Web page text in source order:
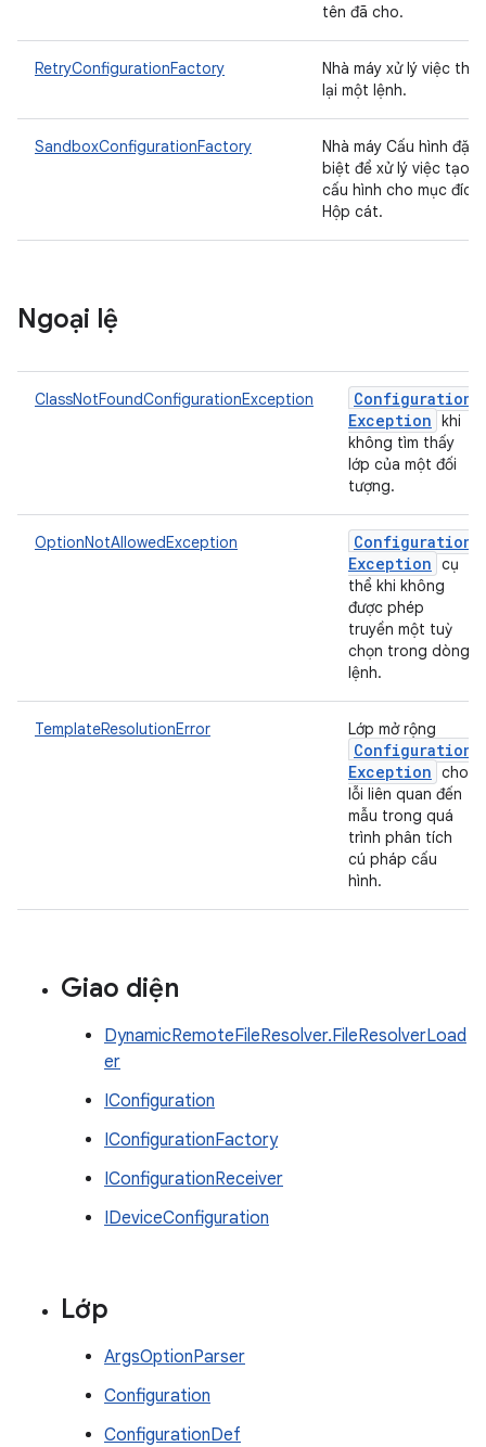
tên đã cho.
RetryConfigurationFactory
Nhà máy xử lý việc thử
lại một lệnh.
SandboxConfigurationFactory
Nhà máy Cấu hình đặc
biệt để xử lý việc tạo
cấu hình cho mục đích
Hộp cát.
Ngoại lệ
ClassNotFoundConfigurationException
Configuration
Exception khi
không tìm thấy
lớp của một đối
tượng.
OptionNotAllowedException
Configuration
Exception cụ
thể khi không
được phép
truyền một tuỳ
chọn trong dòng
lệnh.
TemplateResolutionError Lớp mở rộng
Configuration
Exception cho
lỗi liên quan đến
mẫu trong quá
trình phân tích
cú pháp cấu
hình.
Giao diện
DynamicRemoteFileResolver.FileResolverLoad
er
IConfiguration
IConfigurationFactory
IConfigurationReceiver
IDeviceConfiguration
Lớp
ArgsOptionParser
Configuration
ConfigurationDef